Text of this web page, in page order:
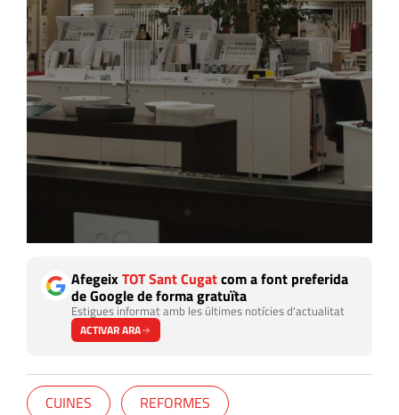
AfegeixTOT Sant Cugatcom a font preferida
de Google de forma gratuïta
Estigues informat amb les últimes notícies d'actualitat
ACTIVAR ARA
CUINES REFORMES